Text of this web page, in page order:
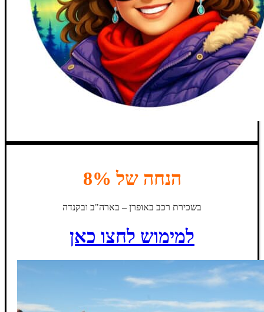
הנחה של 8%
בשכירת רכב באופרן – בארה"ב ובקנדה
למימוש לחצו כאן